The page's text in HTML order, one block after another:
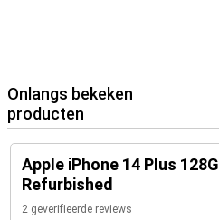
Onlangs bekeken
producten
Apple iPhone 14 Plus
Refurbished
2 geverifieerde reviews